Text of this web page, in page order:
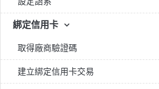
綁定信用卡
取得廠商驗證碼
建立綁定信用卡交易